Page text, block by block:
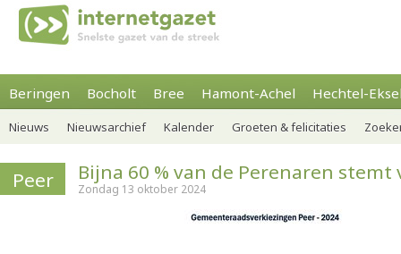
Beringen Bocholt Bree Hamont-Achel Hechtel-
Nieuws Nieuwsarchief Kalender Groeten & felicitaties
Peer Bijna 60 % van de Perenaren stemt
Zondag 13 oktober 2024